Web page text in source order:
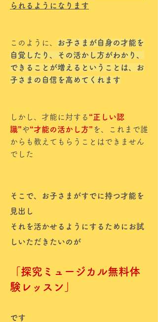
られるようになります
このように、
お子さまが自身の才能を
自覚したり、その活かし方がわかり、
できることが増えるということは、お
子さまの自信を高めてくれます
しかし、才能に対する “正しい認
識”や“才能の活かし方” を、これまで誰
からも教えてもらうことはできません
でした
そこで、お子さまがすでに持つ才能を
見出し
それを活かせるようにするためにお試
しいただきたいのが
「探究ミュージカル無料体
験レッスン」
です